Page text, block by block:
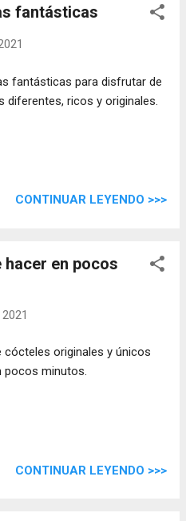
fantásticas
fantásticas para disfrutar de
diferentes, ricos y originales.
CONTINUAR LEYENDO >>>
en pocos
cócteles originales y únicos
pocos minutos.
CONTINUAR LEYENDO >>>